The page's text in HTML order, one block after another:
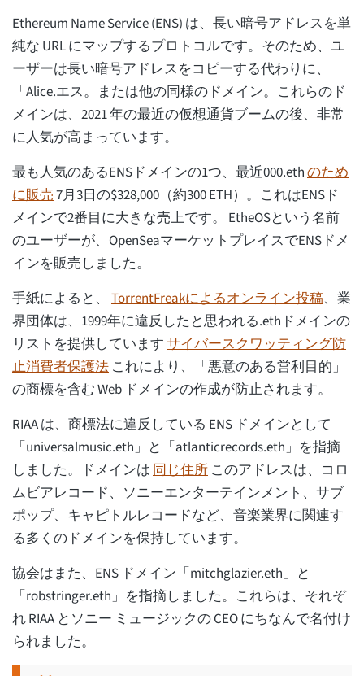
Ethereum Name Service (ENS) は、長い暗号アドレスを単
純な URL にマップするプロトコルです。そのため、ユ
ーザーは長い暗号アドレスをコピーする代わりに、
「Alice.エス。または他の同様のドメイン。これらのド
メインは、2021 年の最近の仮想通貨ブームの後、非常
に人気が高まっています。
最も人気のあるENSドメインの1つ、最近000.ethのため
に販売7月3日の$328,000（約300 ETH）。これはENSド
メインで2番目に大きな売上です。 EtheOSという名前
のユーザーが、OpenSeaマーケットプレイスでENSドメ
インを販売しました。
手紙によると、 TorrentFreakによるオンライン投稿、業
界団体は、1999年に違反したと思われる.ethドメインの
リストを提供していますサイバースクワッティング防
止消費者保護法 これにより、「悪意のある営利目的」
の商標を含む Web ドメインの作成が防止されます。
RIAA は、商標法に違反している ENS ドメインとして
「universalmusic.eth」と「atlanticrecords.eth」を指摘
しました。ドメインは同じ住所 このアドレスは、コロ
ムビアレコード、ソニーエンターテインメント、サブ
ポップ、キャピトルレコードなど、音楽業界に関連す
る多くのドメインを保持しています。
協会はまた、ENS ドメイン「mitchglazier.eth」と
「robstringer.eth」を指摘しました。これらは、それぞ
れ RIAA とソニー ミュージックの CEO にちなんで名付け
られました。